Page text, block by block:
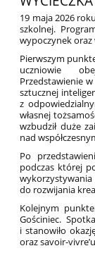
19 maja 2026
szkolnej.
wypoczynek
Pierwszym
uczniowie
Przedstawienie
sztucznej
z
własnej
wzbudził duże
nad
Po
podczas której
wykorzystywania
do rozwijania
Kolejnym
Gościniec.
i stanowiło
oraz savoir-